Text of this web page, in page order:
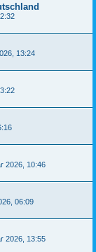
13:24
2026, 10:46
06:09
2026, 13:55